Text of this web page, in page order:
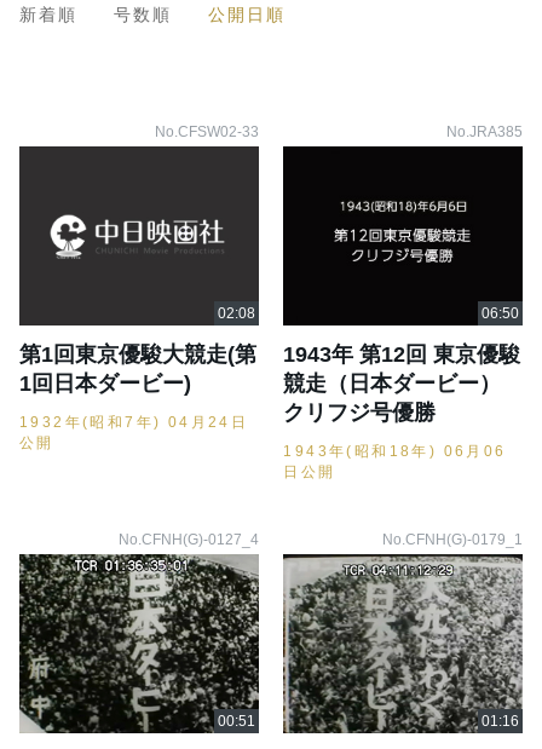
新着順 号数順 公開日順
No.CFSW02-33
第1回東京優駿大競走(第
1回日本ダービー)
1932年(昭和7年) 04月24日
公開
No.JRA385
1943年 第12回 東京優駿
競走（日本ダービー）
クリフジ号優勝
1943年(昭和18年) 06月06
日公開
No.CFNH(G)-0127_4 No.CFNH(G)-0179_1